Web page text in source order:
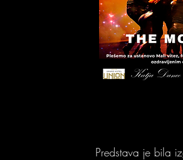
Predstava je bila